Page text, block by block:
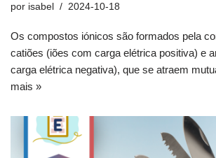
por isabel 2024-10-18
Os compostos iónicos são formados pela
catiões (iões com carga elétrica positiva) e
carga elétrica negativa), que se atraem
mais »